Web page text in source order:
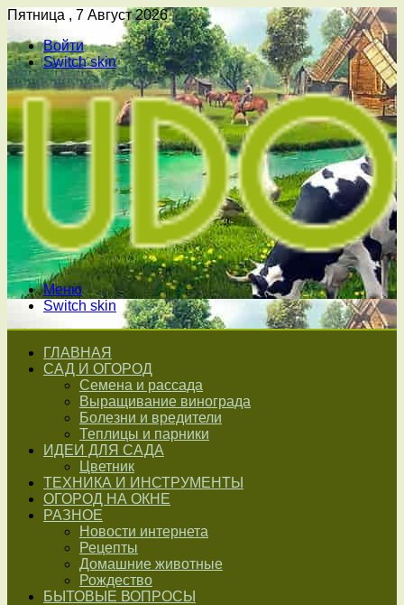
Пятница , 7 Август 2026
Войти
Switch skin
Меню
Switch skin
ГЛАВНАЯ
САД И ОГОРОД
Семена и рассада
Выращивание винограда
Болезни и вредители
Теплицы и парники
ИДЕИ ДЛЯ САДА
Цветник
ТЕХНИКА И ИНСТРУМЕНТЫ
ОГОРОД НА ОКНЕ
РАЗНОЕ
Новости интернета
Рецепты
Домашние животные
Рождество
БЫТОВЫЕ ВОПРОСЫ